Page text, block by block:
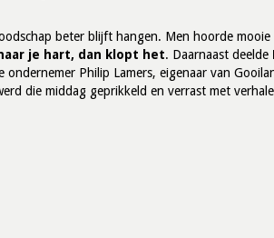
beter blijft hangen. Men hoorde mooie
je hart, dan klopt het. Daarnaast deelde
ondernemer Philip Lamers, eigenaar van
die middag geprikkeld en verrast met